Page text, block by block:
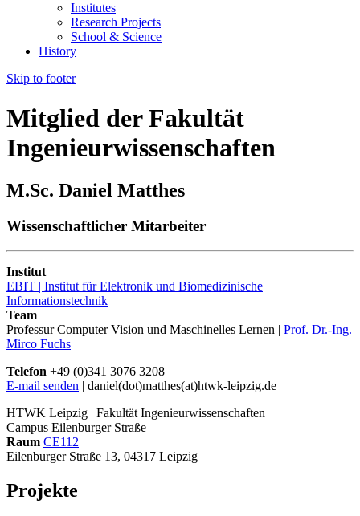
Institutes
Research Projects
School & Science
History
Skip to footer
Mitglied der Fakultät
Ingenieurwissenschaften
M.Sc. Daniel Matthes
Wissenschaftlicher Mitarbeiter
Institut
EBIT | Institut für Elektronik und Biomedizinische
Informationstechnik
Team
Professur Computer Vision und Maschinelles Lernen | Prof. Dr.-Ing.
Mirco Fuchs
Telefon +49 (0)341 3076 3208
E-mail senden | daniel(dot)matthes(at)htwk-leipzig.de
HTWK Leipzig | Fakultät Ingenieurwissenschaften
Campus Eilenburger Straße
Raum CE112
Eilenburger Straße 13, 04317 Leipzig
Projekte